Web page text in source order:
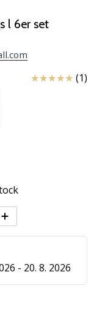
l 6er set
Reseña (1)
- 20. 8. 2026